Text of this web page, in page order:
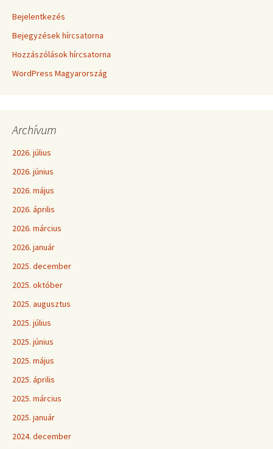
Bejelentkezés
Bejegyzések hírcsatorna
Hozzászólások hírcsatorna
WordPress Magyarország
Archívum
2026. július
2026. június
2026. május
2026. április
2026. március
2026. január
2025. december
2025. október
2025. augusztus
2025. július
2025. június
2025. május
2025. április
2025. március
2025. január
2024. december